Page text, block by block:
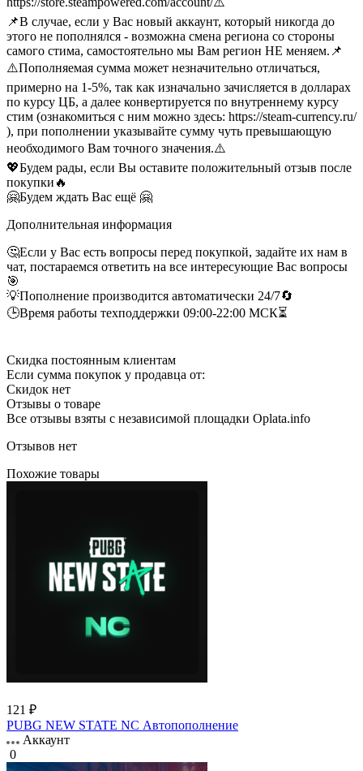
📌В случае, если у Вас новый аккаунт, который никогда до
этого не пополнялся - возможна смена региона со стороны
самого стима, самостоятельно мы Вам регион НЕ меняем.📌
⚠️Пополняемая сумма может незначительно отличаться,
примерно на 1-5%, так как изначально зачисляется в долларах
по курсу ЦБ, а далее конвертируется по внутреннему курсу
стим (ознакомиться с ним можно здесь: https://steam-currency.ru/
), при пополнении указывайте сумму чуть превышающую
необходимого Вам точного значения.⚠️
💖Будем рады, если Вы оставите положительный отзыв после
покупки🔥
🤗Будем ждать Вас ещё 🤗
Дополнительная информация
🤔Если у Вас есть вопросы перед покупкой, задайте их нам в
чат, постараемся ответить на все интересующие Вас вопросы
🎯
💡Пополнение производится автоматически 24/7🔄
🕒Время работы техподдержки 09:00-22:00 МСК⏳
Скидка постоянным клиентам
Если сумма покупок у продавца от:
Скидок нет
Отзывы о товаре
Все отзывы взяты с независимой площадки Oplata.info
Отзывов нет
Похожие товары
121 ₽
PUBG NEW STATE NC Автопополнение
Аккаунт
0